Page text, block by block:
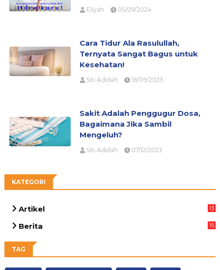
Eliyah 05/09/2024
Cara Tidur Ala Rasulullah,
Ternyata Sangat Bagus untuk
Kesehatan!
Siti Adidah 18/09/2023
Sakit Adalah Penggugur Dosa,
Bagaimana Jika Sambil
Mengeluh?
Siti Adidah 07/12/2023
KATEGORI
Artikel
13
Berita
15
TAG